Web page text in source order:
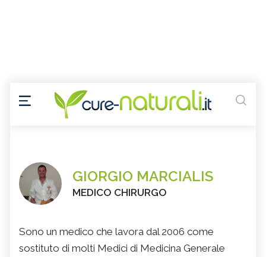
GIORGIO MARCIALIS
MEDICO CHIRURGO
Sono un medico che lavora dal 2006 come
sostituto di molti Medici di Medicina Generale